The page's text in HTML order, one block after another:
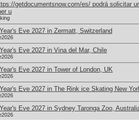
getdocumentsnow.com/es/ podrá solicitar
u
Eve 2027 in Zermatt, Switzerland
Eve 2027 in Vina del Mar, Chile
Eve 2027 in Tower of London, UK
Eve 2027 in The Rink ice Skating New
Eve 2027 in Sydney Taronga Zoo,